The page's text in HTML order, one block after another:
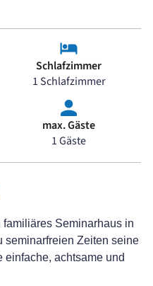
Schlafzimmer
1 Schlafzimmer
max. Gäste
1 Gäste
Seminarhaus in
seminarfreien Zeiten seine
einfache, achtsame und